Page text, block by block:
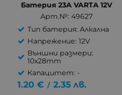
Батерия 23A VARTA 12V
Арт.№: 49627
Тип батерия: Алкална
Напрежение: 12V
Външни размери:
10x28mm
Капацитет: -
1.20 € / 2.35 лв.